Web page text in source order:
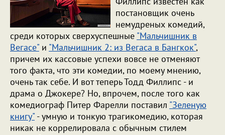
постановщик очень
немудреных комедий,
среди которых сверхуспешные "Мальчишник в
Вегасе" и "Мальчишник 2: из Вегаса в Бангкок",
причем их кассовые успехи вовсе не отменяют
того факта, что эти комедии, по моему мнению,
очень так себе. И вот теперь Тодд Филлипс - и
драма о Джокере? Но, впрочем, после того как
комедиограф Питер Фарелли поставил "Зеленую
книгу" - умную и тонкую трагикомедию, которая
никак не коррелировала с обычным стилем